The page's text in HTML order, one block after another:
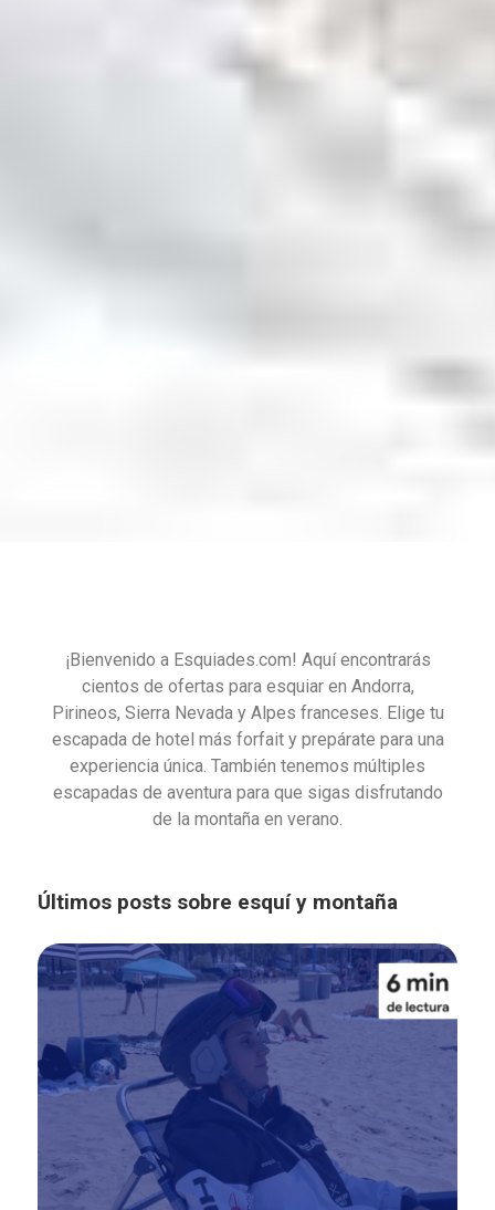
¡Bienvenido a Esquiades.com! Aquí encontrarás
cientos de ofertas para esquiar en Andorra,
Pirineos, Sierra Nevada y Alpes franceses. Elige tu
escapada de hotel más forfait y prepárate para una
experiencia única. También tenemos múltiples
escapadas de aventura para que sigas disfrutando
de la montaña en verano.
Últimos posts sobre esquí y montaña